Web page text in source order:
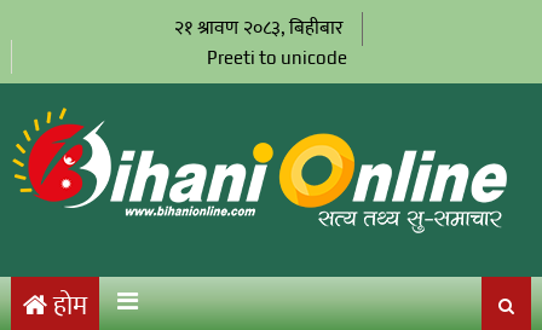
२१ श्रावण २०८३, बिहीबार
Preeti to unicode
होम